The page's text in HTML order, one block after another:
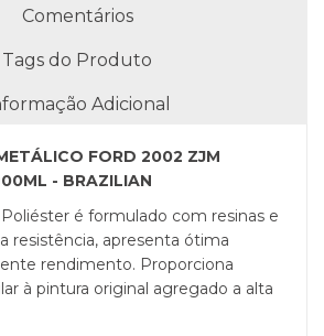
Comentários
Tags do Produto
Adicional
FORD 2002 ZJM
- BRAZILIAN
é formulado com resinas e
resistência, apresenta ótima
rendimento. Proporciona
à pintura original agregado a alta